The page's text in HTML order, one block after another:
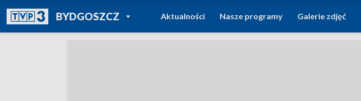
BYDGOSZCZPOWRÓT DO
TVP REGIONY
Aktualności Nasze programy Galerie zdjęć